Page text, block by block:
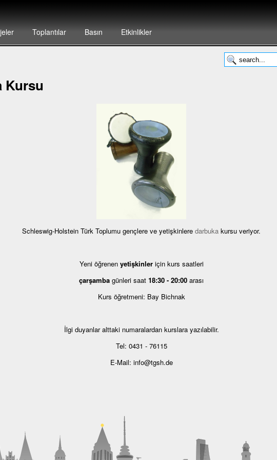
Toplantılar Basın Etkinlikler
Kursu
Schleswig-Holstein Türk Toplumu gençlere ve yetişkinlere darbuka kursu veriyor.
Yeni öğrenen yetişkinler için kurs saatleri
çarşamba günleri saat 18:30 - 20:00 arası
Kurs öğretmeni: Bay Bichnak
İlgi duyanlar alttaki numaralardan kurslara yazılabilir.
Tel: 0431 - 76115
E-Mail: info@tgsh.de